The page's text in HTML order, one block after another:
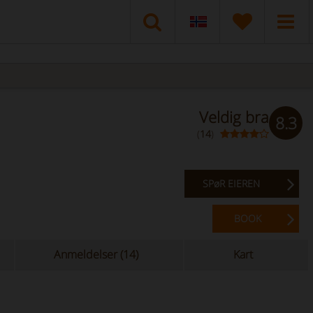
Veldig bra
( 14) 8.3
SPøR EIEREN
BOOK
Anmeldelser (14) Kart